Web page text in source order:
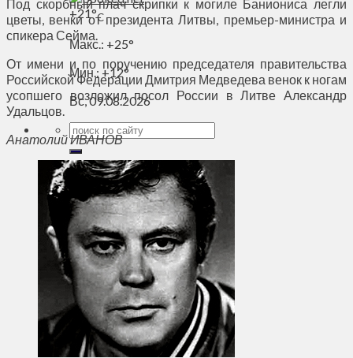
+21°C
Макс.: +25°
Мин.: +12°
Вс, 09.08.2026
Под скорбный плач скрипки к могиле Баниониса легли
цветы, венки от президента Литвы, премьер-министра и
спикера Сейма.
От имени и по поручению председателя правительства
Российской Федерации Дмитрия Медведева венок к ногам
усопшего возложил посол России в Литве Александр
Удальцов.
Анатолий ИВАНОВ